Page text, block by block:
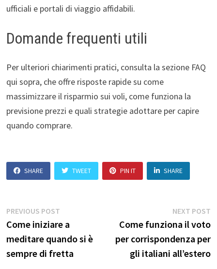
ufficiali e portali di viaggio affidabili.
Domande frequenti utili
Per ulteriori chiarimenti pratici, consulta la sezione FAQ
qui sopra, che offre risposte rapide su come
massimizzare il risparmio sui voli, come funziona la
previsione prezzi e quali strategie adottare per capire
quando comprare.
SHARE TWEET PIN IT SHARE
Navigazione
articoli
PREVIOUS POSTPrevious
post:
Come iniziare a
meditare quando si è
sempre di fretta
NEXT POST
Come funziona il voto
per corrispondenza per
gli italiani all’estero